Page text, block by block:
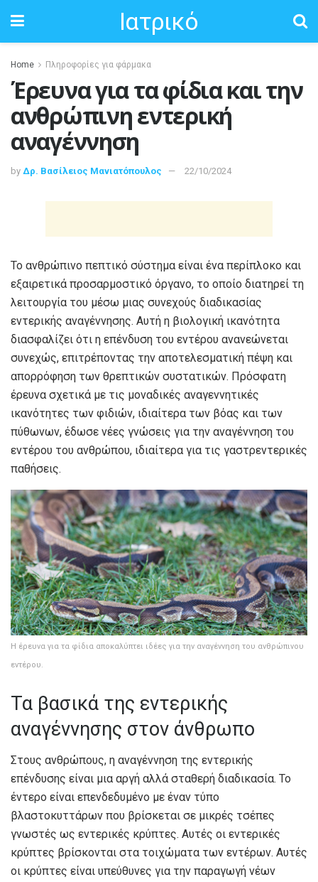
Ιατρικό
Home Πληροφορίες για φάρμακα
Έρευνα για τα φίδια και την
ανθρώπινη εντερική
αναγέννηση
by Δρ. Βασίλειος Μανιατόπουλος 22/10/2024
Το ανθρώπινο πεπτικό σύστημα είναι ένα περίπλοκο και
εξαιρετικά προσαρμοστικό όργανο, το οποίο διατηρεί τη
λειτουργία του μέσω μιας συνεχούς διαδικασίας
εντερικής αναγέννησης. Αυτή η βιολογική ικανότητα
διασφαλίζει ότι η επένδυση του εντέρου ανανεώνεται
συνεχώς, επιτρέποντας την αποτελεσματική πέψη και
απορρόφηση των θρεπτικών συστατικών. Πρόσφατη
έρευνα σχετικά με τις μοναδικές αναγεννητικές
ικανότητες των φιδιών, ιδιαίτερα των βόας και των
πύθωνων, έδωσε νέες γνώσεις για την αναγέννηση του
εντέρου του ανθρώπου, ιδιαίτερα για τις γαστρεντερικές
παθήσεις.
Η έρευνα για τα φίδια αποκαλύπτει ιδέες για την αναγέννηση του ανθρώπινου
εντέρου.
Τα βασικά της εντερικής
αναγέννησης στον άνθρωπο
Στους ανθρώπους, η αναγέννηση της εντερικής
επένδυσης είναι μια αργή αλλά σταθερή διαδικασία. Το
έντερο είναι επενδεδυμένο με έναν τύπο
βλαστοκυττάρων που βρίσκεται σε μικρές τσέπες
γνωστές ως εντερικές κρύπτες. Αυτές οι εντερικές
κρύπτες βρίσκονται στα τοιχώματα των εντέρων. Αυτές
οι κρύπτες είναι υπεύθυνες για την παραγωγή νέων